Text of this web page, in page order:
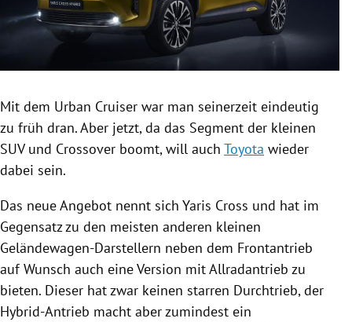
Untermenü
Untermenü
Mit dem Urban Cruiser war man seinerzeit eindeutig
zu früh dran. Aber jetzt, da das Segment der kleinen
SUV und Crossover boomt, will auch Toyota wieder
dabei sein.
Das neue Angebot nennt sich Yaris Cross und hat im
Gegensatz zu den meisten anderen kleinen
Geländewagen-Darstellern neben dem Frontantrieb
auf Wunsch auch eine Version mit Allradantrieb zu
bieten. Dieser hat zwar keinen starren Durchtrieb, der
Hybrid-Antrieb macht aber zumindest ein